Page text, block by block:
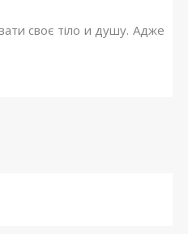
своє тіло и душу. Адже